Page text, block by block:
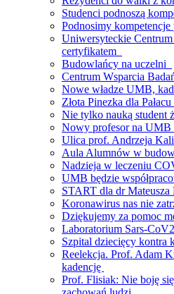
Studenci podnoszą
Podnosimy
Uniwersyteckie
certyfikatem
Budowlańcy na uczelni
Centrum Wsparcia
Nowe władze UMB,
Złota Pinezka dla
Nie tylko nauką student
Nowy profesor na UMB
Ulica prof. Andrzeja
Aula Alumnów w
Nadzieja w leczeniu
UMB będzie
START dla dr Mateusza
Koronawirus nas nie
Dziękujemy za pomoc
Laboratorium Sars-
Szpital dziecięcy kontra
Reelekcja. Prof. Adam
kadencję
Prof. Flisiak: Nie boję